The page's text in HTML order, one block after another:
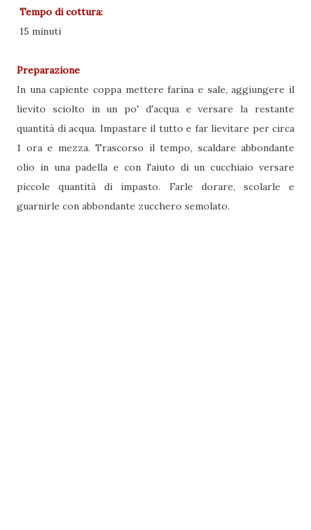
Tempo di cottura:
15 minuti
Preparazione
In una capiente coppa mettere farina e sale, aggiungere il
lievito sciolto in un po' d'acqua e versare la restante
quantità di acqua. Impastare il tutto e far lievitare per circa
1 ora e mezza. Trascorso il tempo, scaldare abbondante
olio in una padella e con l'aiuto di un cucchiaio versare
piccole quantità di impasto. Farle dorare, scolarle e
guarnirle con abbondante zucchero semolato.